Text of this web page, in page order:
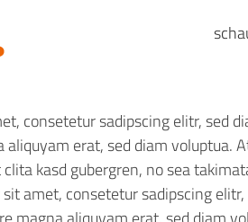
consetetur sadipscing elitr, sed
aliquyam erat, sed diam voluptua.
kasd gubergren, no sea
amet, consetetur sadipscing